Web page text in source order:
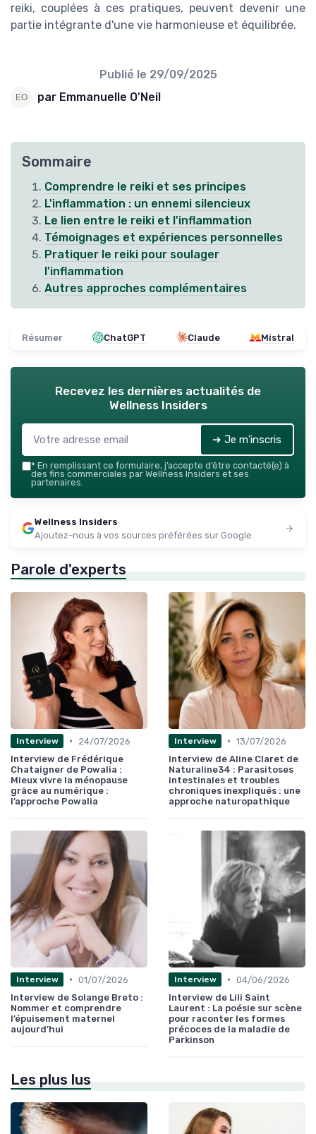
reiki, couplées à ces pratiques, peuvent devenir une
partie intégrante d'une vie harmonieuse et équilibrée.
Publié le 29/09/2025
par Emmanuelle O'Neil
Sommaire
Comprendre le reiki et ses principes
L'inflammation : un ennemi silencieux
Le lien entre le reiki et l'inflammation
Témoignages et expériences personnelles
Pratiquer le reiki pour soulager
l'inflammation
Autres approches complémentaires
Résumer ChatGPT Claude Mistral
Recevez les dernières actualités de
Wellness Insiders
➔ Je m'inscris
* En remplissant ce formulaire, j’accepte d’être contacté(e) à
des fins commerciales par Wellness Insiders et ses
partenaires.
Wellness Insiders
Ajoutez-nous à vos sources préférées sur Google
Parole d'experts
Interview •
24/07/2026
Interview de Frédérique
Chataigner de Powalia :
Mieux vivre la ménopause
grâce au numérique :
l’approche Powalia
Interview • 13/07/2026
Interview de Aline Claret de
Naturaline34 : Parasitoses
intestinales et troubles
chroniques inexpliqués : une
approche naturopathique
Interview • 01/07/2026
Interview de Solange Breto :
Nommer et comprendre
l’épuisement maternel
aujourd’hui
Interview • 04/06/2026
Interview de Lili Saint
Laurent : La poésie sur scène
pour raconter les formes
précoces de la maladie de
Parkinson
Les plus lus